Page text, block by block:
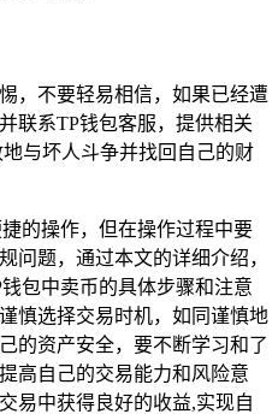
，不要轻易相信，如果已经遭
联系TP钱包客服，提供相关
与坏人斗争并找回自己的财
的操作，但在操作过程中要
问题，通过本文的详细介绍，
包中卖币的具体步骤和注意
慎选择交易时机，如同谨慎地
的资产安全，要不断学习和了
高自己的交易能力和风险意
易中获得良好的收益,实现自